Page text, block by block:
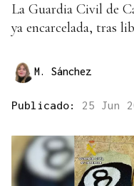
La Guardia Civil de
ya encarcelada, tras
M. Sánchez
Publicado: 25 Jun